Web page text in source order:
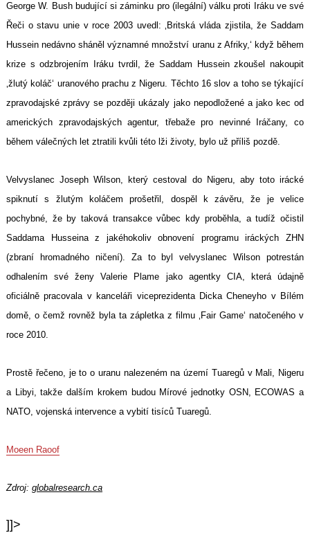
George W. Bush budující si záminku pro (ilegální) válku proti Iráku ve své
Řeči o stavu unie v roce 2003 uvedl: ‚Britská vláda zjistila, že Saddam
Hussein nedávno sháněl významné množství uranu z Afriky,‘ když během
krize s odzbrojením Iráku tvrdil, že Saddam Hussein zkoušel nakoupit
‚žlutý koláč‘ uranového prachu z Nigeru. Těchto 16 slov a toho se týkající
zpravodajské zprávy se později ukázaly jako nepodložené a jako kec od
amerických zpravodajských agentur, třebaže pro nevinné Iráčany, co
během válečných let ztratili kvůli této lži životy, bylo už příliš pozdě.
Velvyslanec Joseph Wilson, který cestoval do Nigeru, aby toto irácké
spiknutí s žlutým koláčem prošetřil, dospěl k závěru, že je velice
pochybné, že by taková transakce vůbec kdy proběhla, a tudíž očistil
Saddama Husseina z jakéhokoliv obnovení programu iráckých ZHN
(zbraní hromadného ničení). Za to byl velvyslanec Wilson potrestán
odhalením své ženy Valerie Plame jako agentky CIA, která údajně
oficiálně pracovala v kanceláři viceprezidenta Dicka Cheneyho v Bílém
domě, o čemž rovněž byla ta zápletka z filmu ‚Fair Game‘ natočeného v
roce 2010.
Prostě řečeno, je to o uranu nalezeném na území Tuaregů v Mali, Nigeru
a Libyi, takže dalším krokem budou Mírové jednotky OSN, ECOWAS a
NATO, vojenská intervence a vybití tisíců Tuaregů.
Moeen Raoof
Zdroj: globalresearch.ca
]]>